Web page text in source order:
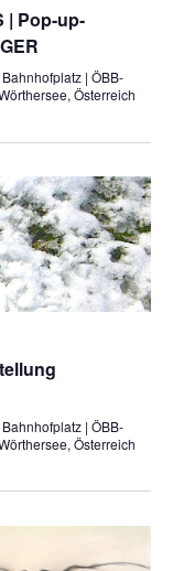
| Pop-up-
Bahnhofplatz | ÖBB-
Österreich
Bahnhofplatz | ÖBB-
Österreich